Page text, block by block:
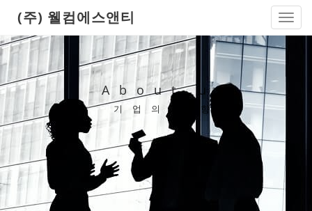
(주) 웰컴에스앤티
About us
기업의 방향